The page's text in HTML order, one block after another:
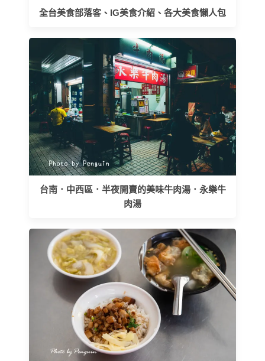
全台美食部落客、IG美食介紹、各大美食懶人包
台南．中西區．半夜開賣的美味牛肉湯．永樂牛
肉湯